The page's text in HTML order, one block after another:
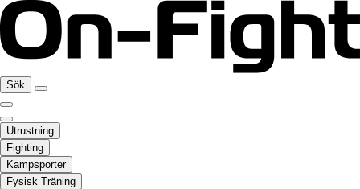
Sök
Utrustning
Fighting
Kampsporter
Fysisk Träning